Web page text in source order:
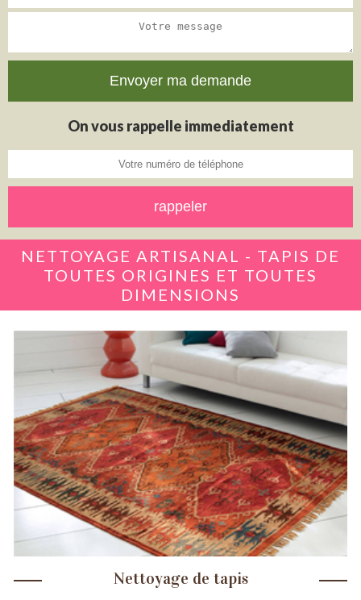
On vous rappelle immediatement
NETTOYAGE ARTISANAL - TAPIS DE
TOUTES ORIGINES ET TOUTES
DIMENSIONS
Nettoyage de tapis